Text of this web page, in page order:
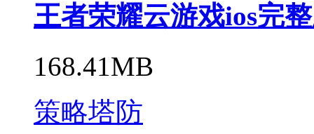
王者荣耀云游戏ios完
168.41MB
策略塔防